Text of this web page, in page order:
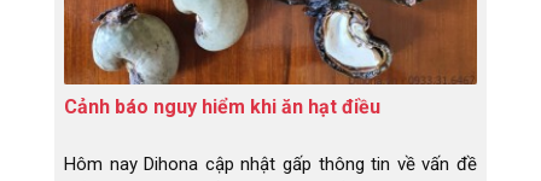
Cảnh báo nguy hiểm khi ăn hạt điều
Hôm nay Dihona cập nhật gấp thông tin về vấn đề